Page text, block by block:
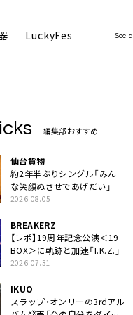
LuckyFes Social
編集部おすすめ
仙台貨物
約2年半ぶりシングル「みん
な笑顔ぬさせであげだい」
2026.08.05
BREAKERZ
【レポ】19周年記念公演＜19
BOX＞に軌跡と加速「I.K.Z.」
2026.07.31
IKUO
スラップ・オンリーの3rdアル